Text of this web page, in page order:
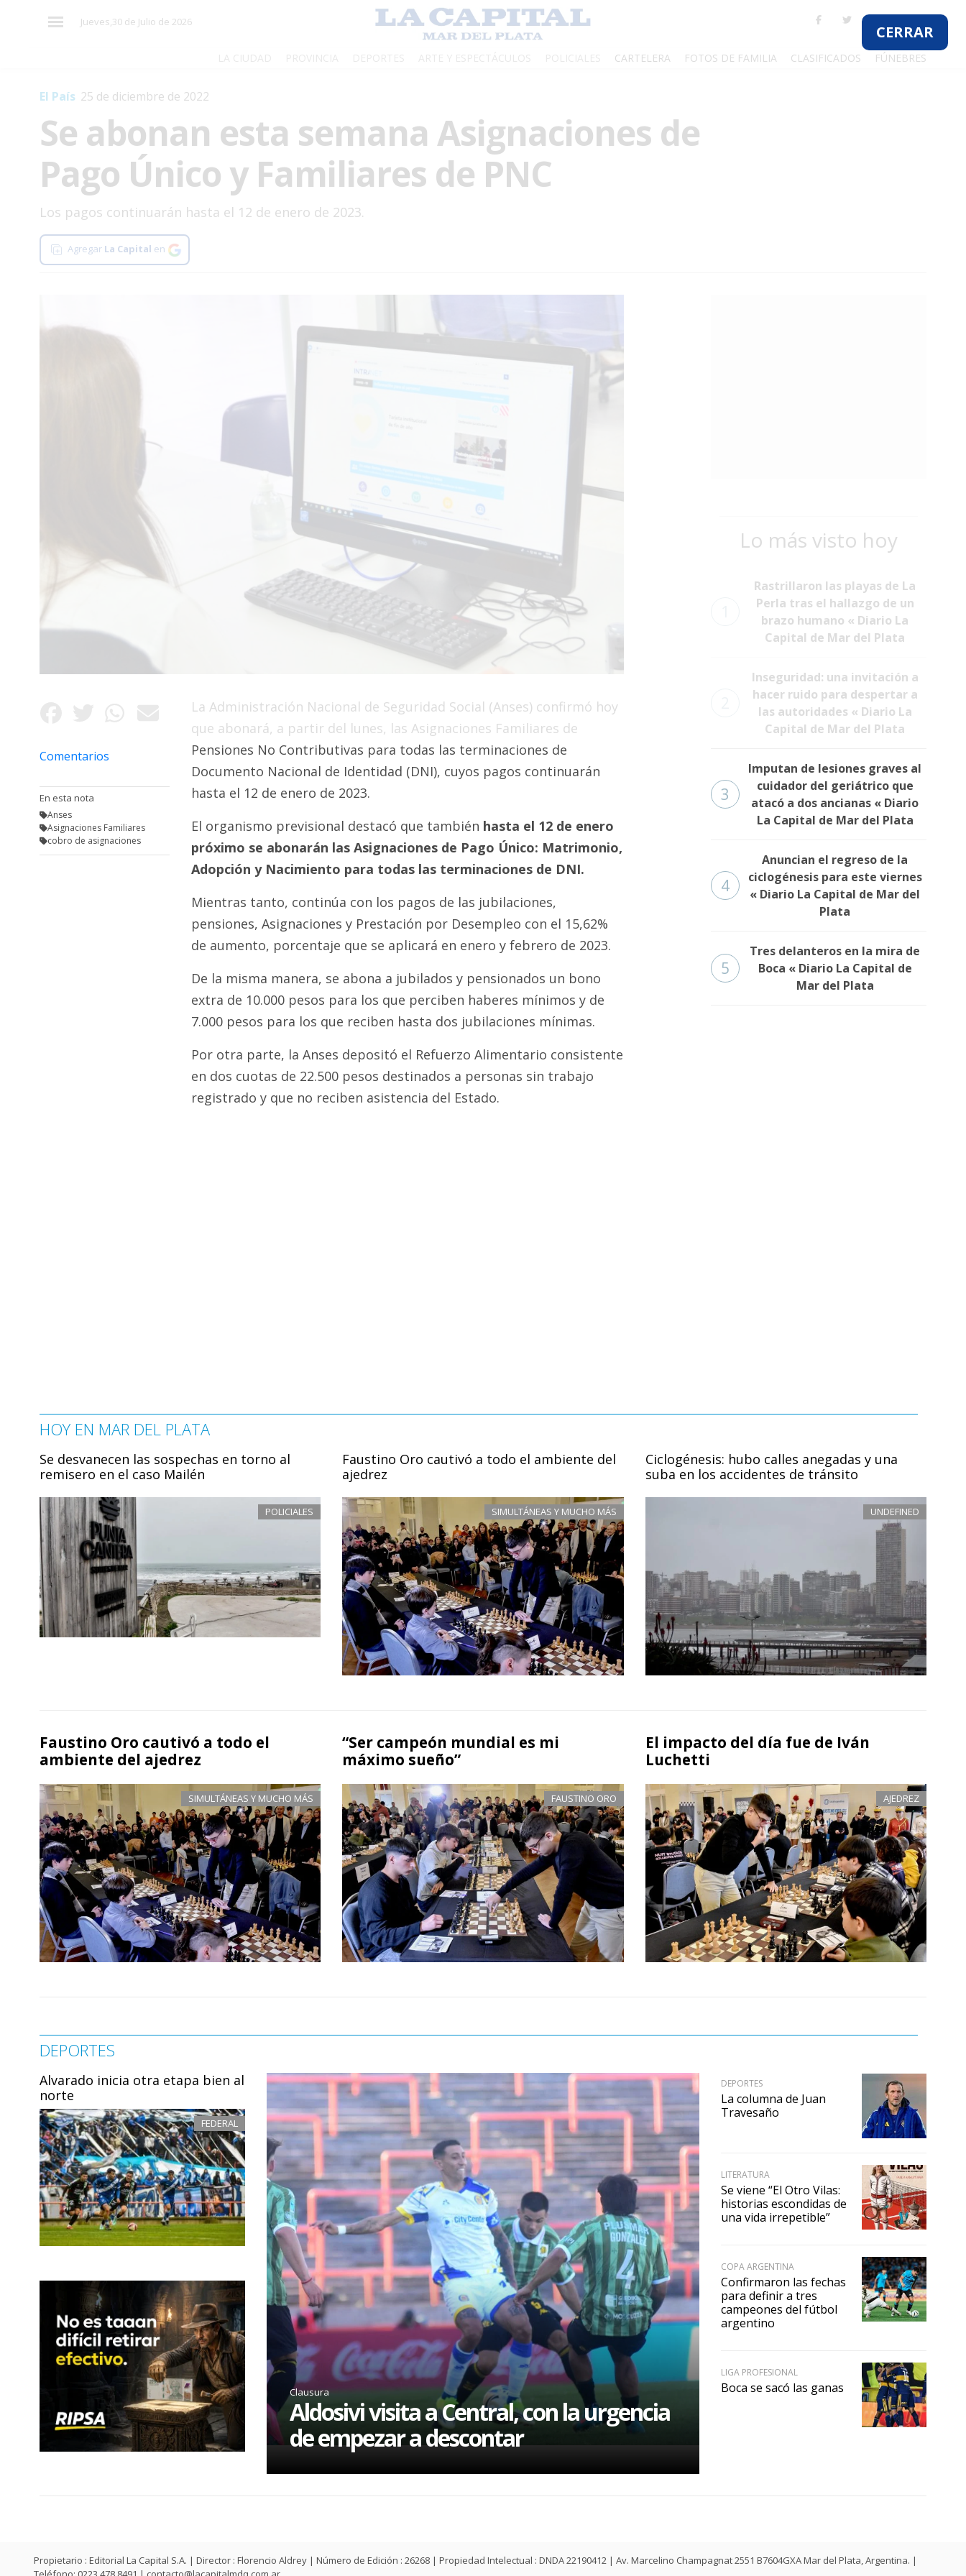
Jueves,30 de Julio de 2026
CARTELERA FOTOS DE FAMILIA CLASIFICADOS FÚNEBRES
Mundo
Zona
Cultura
Tecnología
Familia
El País 25 de diciembre de 2022
Se abonan esta semana Asignaciones de
Pago Único y Familiares de PNC
Los pagos continuarán hasta el 12 de enero de 2023.
Agregar La Capital en
Comentarios
En esta nota
Anses
Asignaciones Familiares
cobro de asignaciones
La Administración Nacional de Seguridad Social (Anses) confirmó hoy
que abonará, a partir del lunes, las Asignaciones Familiares de
Pensiones No Contributivas para todas las terminaciones de
Documento Nacional de Identidad (DNI), cuyos pagos continuarán
hasta el 12 de enero de 2023.
El organismo previsional destacó que también hasta el 12 de enero
próximo se abonarán las Asignaciones de Pago Único: Matrimonio,
Adopción y Nacimiento para todas las terminaciones de DNI.
Mientras tanto, continúa con los pagos de las jubilaciones,
pensiones, Asignaciones y Prestación por Desempleo con el 15,62%
de aumento, porcentaje que se aplicará en enero y febrero de 2023.
De la misma manera, se abona a jubilados y pensionados un bono
extra de 10.000 pesos para los que perciben haberes mínimos y de
7.000 pesos para los que reciben hasta dos jubilaciones mínimas.
Por otra parte, la Anses depositó el Refuerzo Alimentario consistente
en dos cuotas de 22.500 pesos destinados a personas sin trabajo
registrado y que no reciben asistencia del Estado.
Lo más visto hoy
Rastrillaron las playas de La
Perla tras el hallazgo de un
brazo humano « Diario La
Capital de Mar del Plata
Inseguridad: una invitación a
hacer ruido para despertar a
las autoridades « Diario La
Capital de Mar del Plata
3
Imputan de lesiones graves al
cuidador del geriátrico que
atacó a dos ancianas « Diario
La Capital de Mar del Plata
4
Anuncian el regreso de la
ciclogénesis para este viernes
« Diario La Capital de Mar del
Plata
5
Tres delanteros en la mira de
Boca « Diario La Capital de
Mar del Plata
HOY EN MAR DEL PLATA
Se desvanecen las sospechas en torno al
remisero en el caso Mailén
POLICIALES
Faustino Oro cautivó a todo el ambiente del
ajedrez
SIMULTÁNEAS Y MUCHO MÁS
Ciclogénesis: hubo calles anegadas y una
suba en los accidentes de tránsito
UNDEFINED
Faustino Oro cautivó a todo el
ambiente del ajedrez
SIMULTÁNEAS Y MUCHO MÁS
“Ser campeón mundial es mi
máximo sueño”
FAUSTINO ORO
El impacto del día fue de Iván
Luchetti
AJEDREZ
DEPORTES
Alvarado inicia otra etapa bien al
norte
FEDERAL
Clausura
Aldosivi visita a Central, con la urgencia
de empezar a descontar
DEPORTES
La columna de Juan
Travesaño
LITERATURA
Se viene “El Otro Vilas:
historias escondidas de
una vida irrepetible”
COPA ARGENTINA
Confirmaron las fechas
para definir a tres
campeones del fútbol
argentino
LIGA PROFESIONAL
Boca se sacó las ganas
Propietario : Editorial La Capital S.A. | Director : Florencio Aldrey | Número de Edición : 26268 | Propiedad Intelectual : DNDA 22190412 | Av. Marcelino Champagnat 2551 B7604GXA Mar del Plata, Argentina. |